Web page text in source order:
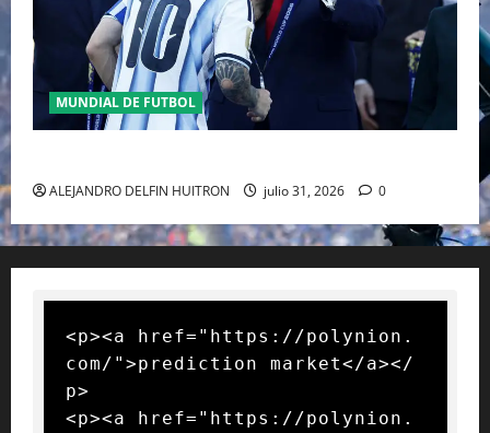
MUNDIAL DE FUTBOL
ALEJANDRO DELFIN HUITRON julio 31, 2026 0
<p><a href="https://polynion.
com/">prediction market</a></
p>
<p><a href="https://polynion.